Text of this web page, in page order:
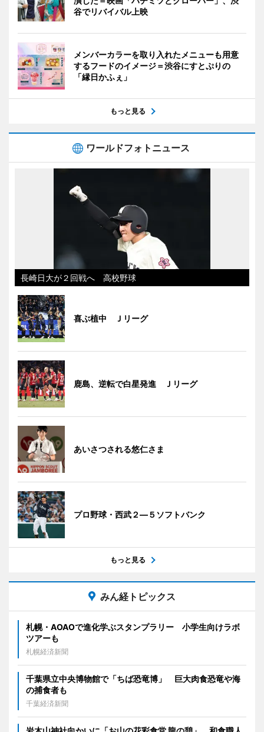
谷でリバイバル上映
メンバーカラーを取り入れたメニューも用意
するフードのイメージ＝渋谷にすとぷりの
「縁日かふぇ」
もっと見る
ワールドフォトニュース
長崎日大が２回戦へ 高校野球
喜ぶ植中 Ｊリーグ
鹿島、逆転で白星発進 Ｊリーグ
あいさつされる悠仁さま
プロ野球・西武２―５ソフトバンク
もっと見る
みん経トピックス
札幌・AOAOで進化学ぶスタンプラリー 小学生向けラボ
ツアーも
札幌経済新聞
千葉県立中央博物館で「ちば恐竜博」 巨大肉食恐竜や海
の捕食者も
千葉経済新聞